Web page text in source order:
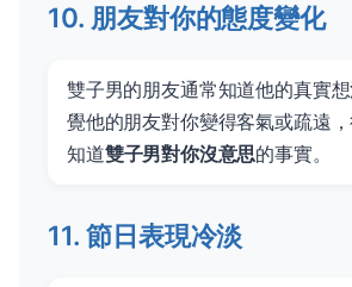
10. 朋友對你的態度變化
雙子男的朋友通常知道他的真實
覺他的朋友對你變得客氣或疏遠
知道雙子男對你沒意思的事實。
11. 節日表現冷淡